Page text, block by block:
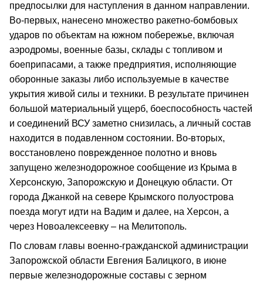
предпосылки для наступления в данном направлении.
Во-первых, нанесено множество ракетно-бомбовых
ударов по объектам на южном побережье, включая
аэродромы, военные базы, склады с топливом и
боеприпасами, а также предприятия, исполняющие
оборонные заказы либо используемые в качестве
укрытия живой силы и техники. В результате причинен
большой материальный ущерб, боеспособность частей
и соединений ВСУ заметно снизилась, а личный состав
находится в подавленном состоянии. Во-вторых,
восстановлено поврежденное полотно и вновь
запущено железнодорожное сообщение из Крыма в
Херсонскую, Запорожскую и Донецкую области. От
города Джанкой на севере Крымского полуострова
поезда могут идти на Вадим и далее, на Херсон, а
через Новоалексеевку – на Мелитополь.
По словам главы военно-гражданской администрации
Запорожской области Евгения Балицкого, в июне
первые железнодорожные составы с зерном